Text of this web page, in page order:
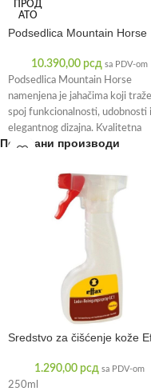
ПРОД
АТО
Podsedlica Mountain Horse
10.390,00 рсд sa PDV-om
Podsedlica Mountain Horse
namenjena je jahačima koji traže
spoj funkcionalnosti, udobnosti i
elegantnog dizajna. Kvalitetna
podloga sa punjenjem
Повезани производи
Sredstvo za čišćenje kože
1.290,00 рсд sa PDV-om
250ml